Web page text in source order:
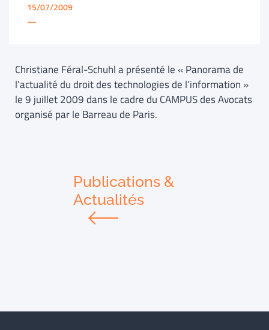
15/07/2009
—
Christiane Féral-Schuhl a présenté le « Panorama de
l’actualité du droit des technologies de l’information »
le 9 juillet 2009 dans le cadre du CAMPUS des Avocats
organisé par le Barreau de Paris.
Publications &
Actualités